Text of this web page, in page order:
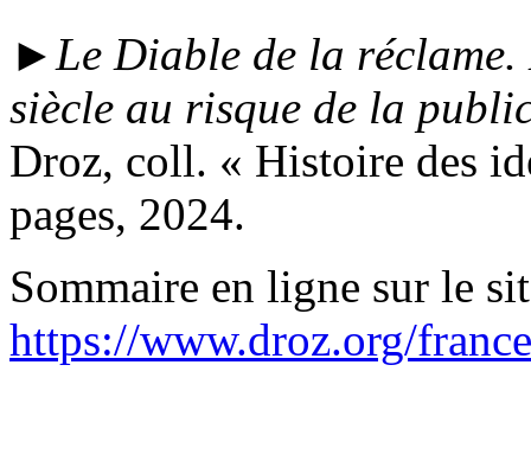
►Le Diable de la
siècle au risque de la
Droz, coll. « Histoire des
pages, 2024.
Sommaire en ligne sur le
https://www.droz.org/